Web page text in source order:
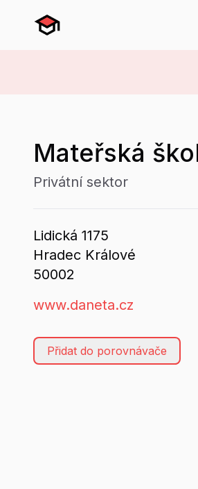
Mateřská
Privátní sektor
Lidická 1175
Hradec Králové
50002
www.daneta.cz
Přidat do porovnávače